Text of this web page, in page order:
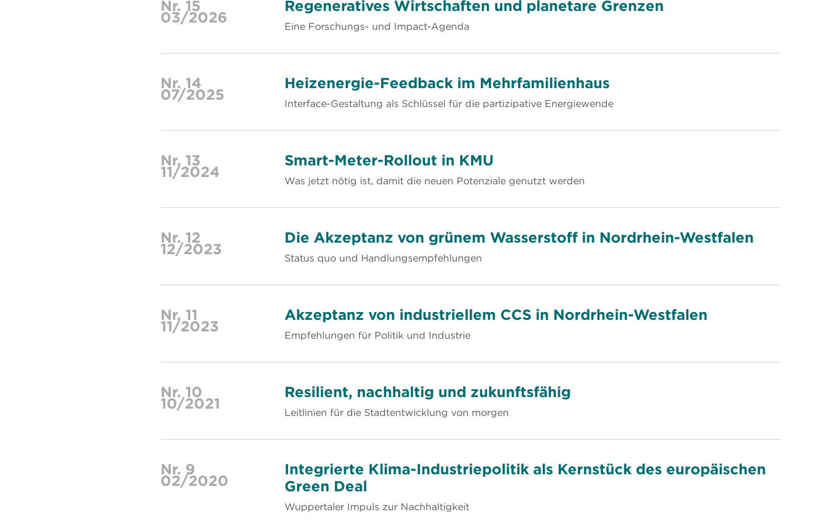
Nr. 15
03/2026
Regeneratives Wirtschaften und planetare Grenzen
Eine Forschungs- und Impact-Agenda
Nr. 14
07/2025
Heizenergie-Feedback im Mehrfamilienhaus
Interface-Gestaltung als Schlüssel für die partizipative Energiewende
Nr. 13
11/2024
Smart-Meter-Rollout in KMU
Was jetzt nötig ist, damit die neuen Potenziale genutzt werden
Nr. 12
12/2023
Die Akzeptanz von grünem Wasserstoff in Nordrhein-Westfalen
Status quo und Handlungsempfehlungen
Nr. 11
11/2023
Akzeptanz von industriellem CCS in Nordrhein-Westfalen
Empfehlungen für Politik und Industrie
Nr. 10
10/2021
Resilient, nachhaltig und zukunftsfähig
Leitlinien für die Stadtentwicklung von morgen
Nr. 9
02/2020
Integrierte Klima-Industriepolitik als Kernstück des europäischen
Green Deal
Wuppertaler Impuls zur Nachhaltigkeit